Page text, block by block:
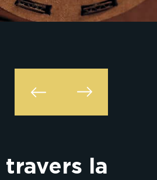
la